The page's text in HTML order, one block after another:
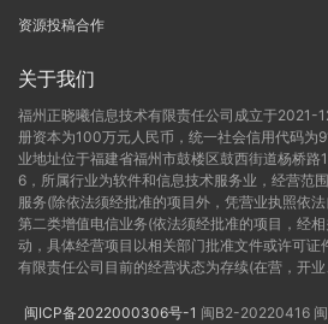
资源投稿合作
关于我们
福州正晓曦信息技术有限责任公司成立于2021-
册资本为100万元人民币，统一社会信用代码
业地址位于福建省福州市鼓楼区鼓西街道杨桥
6，所属行业为软件和信息技术服务业，经营范
服务(除依法须经批准的项目外，凭营业执照依
第二类增值电信业务(依法须经批准的项目，经
动，具体经营项目以相关部门批准文件或许可
有限责任公司目前的经营状态为存续(在营，开业
闽ICP备2022000306号-1 闽B2-20220416